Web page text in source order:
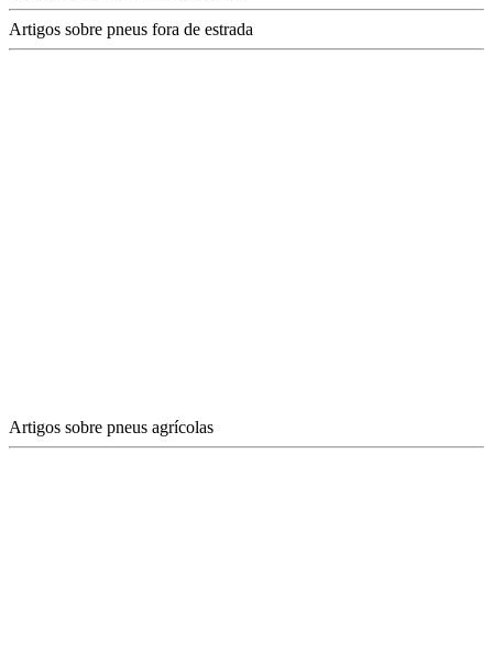
Artigos sobre pneus fora de estrada
Artigos sobre pneus agrícolas